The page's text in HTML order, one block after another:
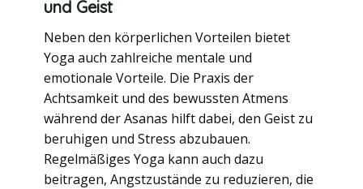
und Geist
Neben den körperlichen Vorteilen bietet
Yoga auch zahlreiche mentale und
emotionale Vorteile. Die Praxis der
Achtsamkeit und des bewussten Atmens
während der Asanas hilft dabei, den Geist zu
beruhigen und Stress abzubauen.
Regelmäßiges Yoga kann auch dazu
beitragen, Angstzustände zu reduzieren, die